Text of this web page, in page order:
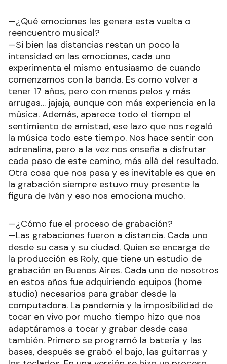
—¿Qué emociones les genera esta vuelta o
reencuentro musical?
—Si bien las distancias restan un poco la
intensidad en las emociones, cada uno
experimenta el mismo entusiasmo de cuando
comenzamos con la banda. Es como volver a
tener 17 años, pero con menos pelos y más
arrugas… jajaja, aunque con más experiencia en la
música. Además, aparece todo el tiempo el
sentimiento de amistad, ese lazo que nos regaló
la música todo este tiempo. Nos hace sentir con
adrenalina, pero a la vez nos enseña a disfrutar
cada paso de este camino, más allá del resultado.
Otra cosa que nos pasa y es inevitable es que en
la grabación siempre estuvo muy presente la
figura de Iván y eso nos emociona mucho.
—¿Cómo fue el proceso de grabación?
—Las grabaciones fueron a distancia. Cada uno
desde su casa y su ciudad. Quien se encarga de
la producción es Roly, que tiene un estudio de
grabación en Buenos Aires. Cada uno de nosotros
en estos años fue adquiriendo equipos (home
studio) necesarios para grabar desde la
computadora. La pandemia y la imposibilidad de
tocar en vivo por mucho tiempo hizo que nos
adaptáramos a tocar y grabar desde casa
también. Primero se programó la batería y las
bases, después se grabó el bajo, las guitarras y